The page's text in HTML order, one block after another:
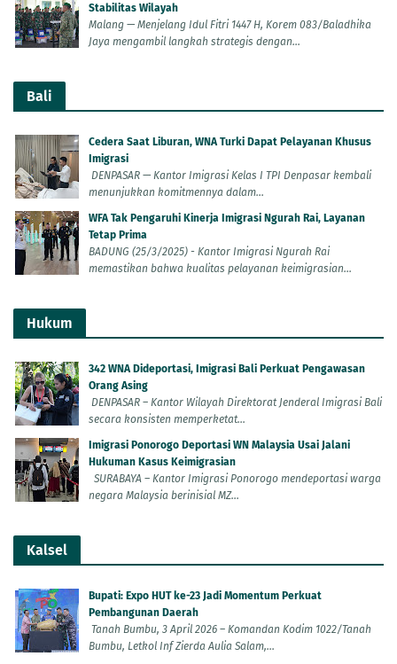
Stabilitas Wilayah
Malang — Menjelang Idul Fitri 1447 H, Korem 083/Baladhika
Jaya mengambil langkah strategis dengan...
Bali
Cedera Saat Liburan, WNA Turki Dapat Pelayanan Khusus
Imigrasi
DENPASAR — Kantor Imigrasi Kelas I TPI Denpasar kembali
menunjukkan komitmennya dalam...
WFA Tak Pengaruhi Kinerja Imigrasi Ngurah Rai, Layanan
Tetap Prima
BADUNG (25/3/2025) - Kantor Imigrasi Ngurah Rai
memastikan bahwa kualitas pelayanan keimigrasian...
Hukum
342 WNA Dideportasi, Imigrasi Bali Perkuat Pengawasan
Orang Asing
DENPASAR – Kantor Wilayah Direktorat Jenderal Imigrasi Bali
secara konsisten memperketat...
Imigrasi Ponorogo Deportasi WN Malaysia Usai Jalani
Hukuman Kasus Keimigrasian
SURABAYA – Kantor Imigrasi Ponorogo mendeportasi warga
negara Malaysia berinisial MZ...
Kalsel
Bupati: Expo HUT ke-23 Jadi Momentum Perkuat
Pembangunan Daerah
Tanah Bumbu, 3 April 2026 – Komandan Kodim 1022/Tanah
Bumbu, Letkol Inf Zierda Aulia Salam,...